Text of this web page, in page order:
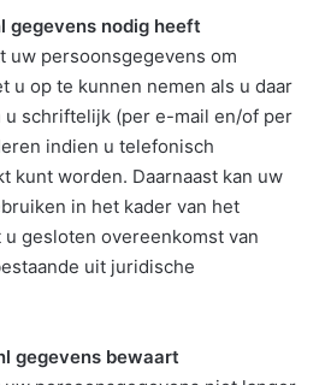
gegevens nodig heeft
uw persoonsgegevens om
u op te kunnen nemen als u daar
u schriftelijk (per e-mail en/of per
indien u telefonisch
kunt worden. Daarnaast kan uw
in het kader van het
gesloten overeenkomst van
uit juridische
gegevens bewaart